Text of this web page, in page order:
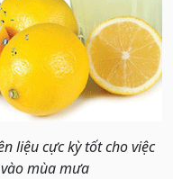
liệu cực kỳ tốt cho việc
mùa mưa